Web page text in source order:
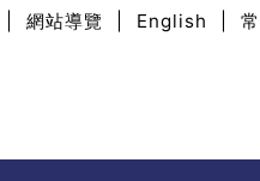
網站導覽 English